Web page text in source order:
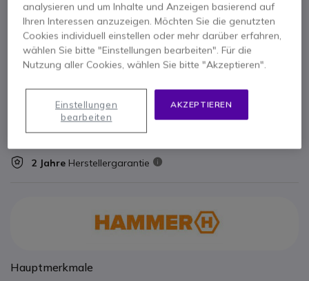
42,63 €
x1 Cleyver Nomad Headset UC
48,45 € 5-7.5
W
2 Jahre Herstellergarantie
Hauptmerkmale
analysieren und um Inhalte und Anzeigen basierend auf
Ihren Interessen anzuzeigen. Möchten Sie die genutzten
Cookies individuell einstellen oder mehr darüber erfahren,
wählen Sie bitte "Einstellungen bearbeiten". Für die
Nutzung aller Cookies, wählen Sie bitte "Akzeptieren".
AKZEPTIEREN
Einstellungen
bearbeiten